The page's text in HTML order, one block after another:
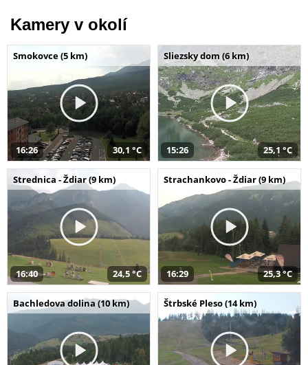
Kamery v okolí
Smokovce (5 km)
16:26 30,1 °C
Sliezsky dom (6 km)
15:26 25,1 °C
Strednica - Ždiar (9 km)
16:40 24,5 °C
Strachankovo - Ždiar (9 km)
16:29 25,3 °C
Bachledova dolina (10 km) Štrbské Pleso (14 km)